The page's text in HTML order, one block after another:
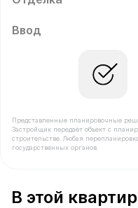
Ввод
Представленные планировочные
Застройщик передаёт объект с
строительстве. Любая
государственных органов.
В этой